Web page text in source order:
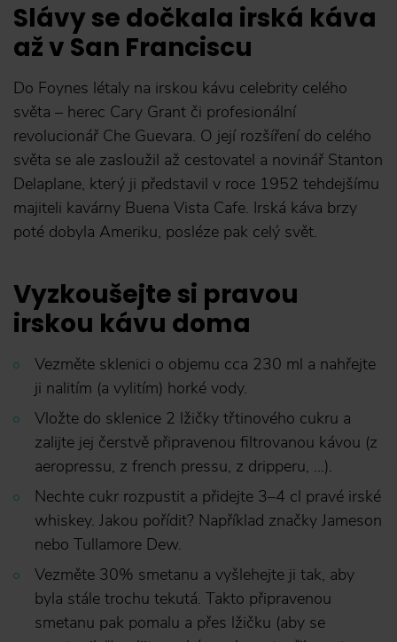
Slávy se dočkala irská káva
až v San Franciscu
Do Foynes létaly na irskou kávu celebrity celého
světa – herec Cary Grant či profesionální
revolucionář Che Guevara. O její rozšíření do celého
světa se ale zasloužil až cestovatel a novinář Stanton
Delaplane, který ji představil v roce 1952 tehdejšímu
majiteli kavárny Buena Vista Cafe. Irská káva brzy
poté dobyla Ameriku, posléze pak celý svět.
Vyzkoušejte si pravou
irskou kávu doma
Vezměte sklenici o objemu cca 230 ml a nahřejte
ji nalitím (a vylitím) horké vody.
Vložte do sklenice 2 lžičky třtinového cukru a
zalijte jej čerstvě připravenou filtrovanou kávou (z
aeropressu, z french pressu, z dripperu, ...).
Nechte cukr rozpustit a přidejte 3–4 cl pravé irské
whiskey. Jakou pořídit? Například značky Jameson
nebo Tullamore Dew.
Vezměte 30% smetanu a vyšlehejte ji tak, aby
byla stále trochu tekutá. Takto připravenou
smetanu pak pomalu a přes lžičku (aby se